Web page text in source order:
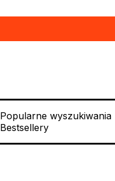
Popularne wyszukiwania
Bestsellery